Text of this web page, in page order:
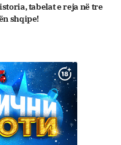
tabelat e reja në tre
shqipe!